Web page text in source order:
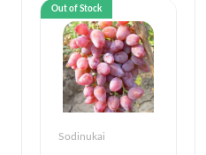
Out of Stock
Sodinukai